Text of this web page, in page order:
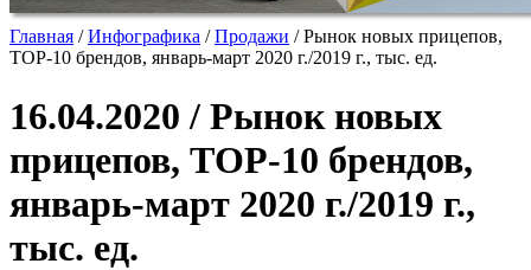
Главная /Инфографика /Продажи /Рынок новых прицепов,
ТОР-10 брендов, январь-март 2020 г./2019 г., тыс. ед.
16.04.2020 / Рынок новых
прицепов, ТОР-10 брендов,
январь-март 2020 г./2019 г.,
тыс. ед.